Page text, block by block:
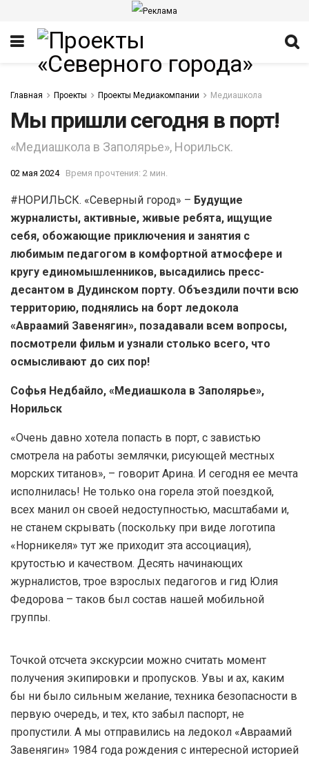
Главная Проекты Проекты Медиакомпании Медиашкола
Мы пришли сегодня в порт!
«Медиашкола в Заполярье», Норильск.
02 мая 2024 Время прочтения: 2 мин.
#НОРИЛЬСК. «Северный город» – Будущие
журналисты, активные, живые ребята, ищущие
себя, обожающие приключения и занятия с
любимым педагогом в комфортной атмосфере и
кругу единомышленников, высадились пресс-
десантом в Дудинском порту. Объездили почти всю
территорию, поднялись на борт ледокола
«Авраамий Завенягин», позадавали всем вопросы,
посмотрели фильм и узнали столько всего, что
осмысливают до сих пор!
Софья Недбайло, «Медиашкола в Заполярье»,
Норильск
«Очень давно хотела попасть в порт, с завистью
смотрела на работы землячки, рисующей местных
морских титанов», – говорит Арина. И сегодня ее мечта
исполнилась! Не только она горела этой поездкой,
всех манил он своей недоступностью, масштабами и,
не станем скрывать (поскольку при виде логотипа
«Норникеля» тут же приходит эта ассоциация),
крутостью и качеством. Десять начинающих
журналистов, трое взрослых педагогов и гид Юлия
Федорова – таков был состав нашей мобильной
группы.
Точкой отсчета экскурсии можно считать момент
получения экипировки и пропусков. Увы и ах, каким
бы ни было сильным желание, техника безопасности в
первую очередь, и тех, кто забыл паспорт, не
пропустили. А мы отправились на ледокол «Авраамий
Завенягин» 1984 года рождения с интересной историей